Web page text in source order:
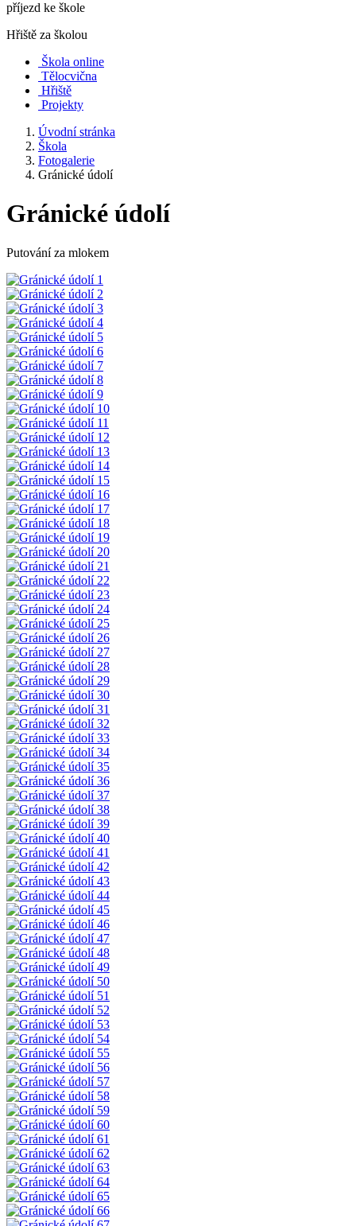
příjezd ke škole
Hřiště za školou
Škola online
Tělocvična
Hřiště
Projekty
Úvodní stránka
Škola
Fotogalerie
Gránické údolí
Gránické údolí
Putování za mlokem